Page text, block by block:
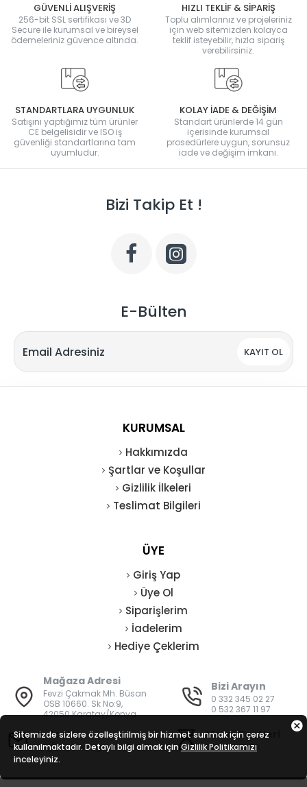
GÜVENLİ ALIŞVERİŞ
256-bit SSL sertifikası ve 3D
Secure ile kurumsal ve bireysel
ödemeleriniz güvence altında.
HIZLI TEKLİF & SİPARİŞ
Toplu alımlarınız ve projeleriniz
için web sitemizden kolayca
teklif isteyebilir, hızla sipariş
verebilirsiniz.
STANDARTLARA UYGUNLUK
Satışını yaptığımız tüm ürünler
CE belgelisidir ve ISO iş
güvenliği standartlarına tam
uyumludur.
KOLAY İADE & DEĞİŞİM
Standart ürünlerde 14 gün
içerisinde kurumsal
prosedürlere uygun, sorunsuz
iade ve değişim imkanı.
Bizi Takip Et !
E-Bülten
KAYIT OL
KURUMSAL
Hakkımızda
Şartlar ve Koşullar
Gizlilik İlkeleri
Teslimat Bilgileri
ÜYE
Giriş Yap
Üye Ol
Siparişlerim
İadelerim
Hediye Çeklerim
Mağaza Adresi
Fevzi Çakmak Mh. Büsan
OSB 10660. Sk No:9,
42050 Karatay/Konya
Bizi Arayın
0 332 345 02 27
0 532 367 11 97
E-Posta
bilgi@vatanisguvenligi.com
Mesai Saatleri
08:00 - 19:00
Sitemizde sizlere özelleştirilmiş bir hizmet sunmak için çerez
kullanılmaktadır. Detaylı bilgi almak için Gizlilik Politikamızı
inceleyiniz.